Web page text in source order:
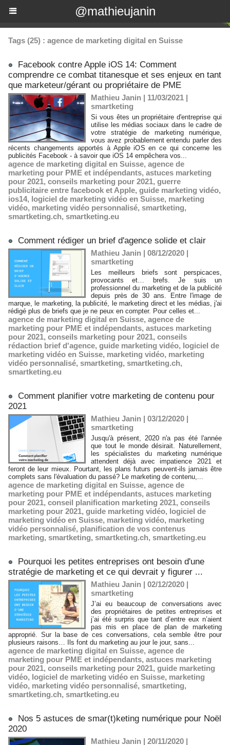
@mathieujanin
Tags (25) : agence de marketing digital en Suisse
Facebook contre Apple iOS 14: Comment
comprendre ce combat titanesque et ses enjeux en tant
que marketeur/gérant ou propriétaire de PME
Mathieu Janin | 11/03/2021 |
smartketing
Si vous êtes un propriétaire d'entreprise qui
utilise les médias sociaux dans le cadre de
votre stratégie de marketing numérique,
vous avez probablement entendu parler des
récents changements apportés à Apple iOS en ce qui concerne les
publicités Facebook - à savoir que iOS 14 empêchera vos...
agence de marketing digital en Suisse, agence de
marketing pour PME et indépendants, astuces marketing
pour 2021, conseils marketing pour 2021, guerre
publicitaire entre facebook et Apple, guide marketing vidéo,
ios14, logiciel de marketing vidéo en Suisse, marketing
vidéo, marketing vidéo personnalisé, smartketing,
smartketing.ch, smartketing.eu
Comment rédiger un brief d'agence solide et clair
Mathieu Janin | 08/12/2020 |
smartketing
Les meilleurs briefs sont perspicaces,
provocants et… brefs. Je suis un
professionnel du marketing et de la publicité
depuis près de 30 ans. Entre l'image de
marque, le marketing, la publicité, le marketing direct et les médias, j'ai
rédigé plus de briefs que je ne peux en compter. Pour celles et...
agence de marketing digital en Suisse, agence de
marketing pour PME et indépendants, astuces marketing
pour 2021, conseils marketing pour 2021, conseils
rédaction brief d'agence, guide marketing vidéo, logiciel de
marketing vidéo en Suisse, marketing vidéo, marketing
vidéo personnalisé, smartketing, smartketing.ch,
smartketing.eu
Comment planifier votre marketing de contenu pour
2021
Mathieu Janin | 03/12/2020 |
smartketing
Jusqu'à présent, 2020 n'a pas été l'année
que tout le monde désirait. Naturellement,
les spécialistes du marketing numérique
attendent déjà avec impatience 2021 et
feront de leur mieux. Pourtant, les plans futurs peuvent-ils jamais être
complets sans l'évaluation du passé? Le marketing de contenu,...
agence de marketing digital en Suisse, agence de
marketing pour PME et indépendants, astuces marketing
pour 2021, conseil planification marketing 2021, conseils
marketing pour 2021, guide marketing vidéo, logiciel de
marketing vidéo en Suisse, marketing vidéo, marketing
vidéo personnalisé, planification de vos contenus
marketing, smartketing, smartketing.ch, smartketing.eu
Pourquoi les petites entreprises ont besoin d'une
stratégie de marketing et ce qui devrait y figurer ...
Mathieu Janin | 02/12/2020 |
smartketing
J’ai eu beaucoup de conversations avec
des propriétaires de petites entreprises et
j’ai été surpris que tant d’entre eux n’aient
pas mis en place de plan de marketing
approprié. Sur la base de ces conversations, cela semble être pour
plusieurs raisons… Ils font du marketing au jour le jour, sans...
agence de marketing digital en Suisse, agence de
marketing pour PME et indépendants, astuces marketing
pour 2021, conseils marketing pour 2021, guide marketing
vidéo, logiciel de marketing vidéo en Suisse, marketing
vidéo, marketing vidéo personnalisé, smartketing,
smartketing.ch, smartketing.eu
Nos 5 astuces de smar(t)keting numérique pour Noël
2020
Mathieu Janin | 20/11/2020 |